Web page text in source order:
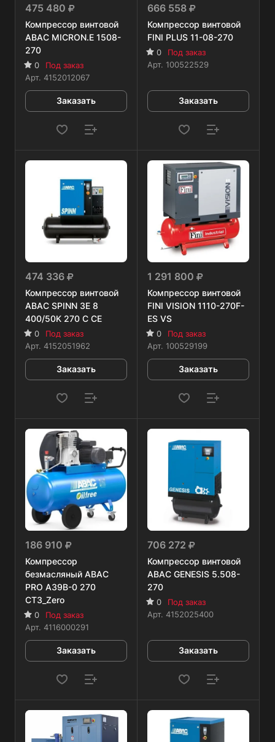
475 480
Компрессор винтовой
ABAC MICRON.E 1508-
270
0
Под заказ
Арт. 4152012067
Заказать
666 558
Компрессор винтовой
FINI PLUS 11-08-270
0
Под заказ
Арт. 100522529
Заказать
474 336
Компрессор винтовой
ABAC SPINN 3E 8
400/50K 270 C CE
0
Под заказ
Арт. 4152051962
Заказать
1 291 800
Компрессор винтовой
FINI VISION 1110-270F-
ES VS
0
Под заказ
Арт. 100529199
Заказать
186 910
Компрессор
безмасляный ABAC
PRO A39B-0 270
CT3_Zero
0
Под заказ
Арт. 4116000291
Заказать
706 272
Компрессор винтовой
ABAC GENESIS 5.508-
270
0
Под заказ
Арт. 4152025400
Заказать